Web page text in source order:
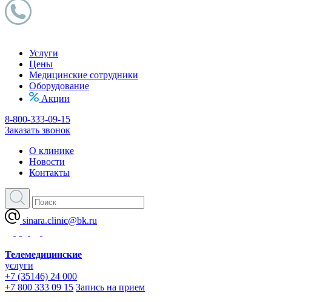
Услуги
Цены
Медицинские сотрудники
Оборудование
Акции
8-800-333-09-15
Заказать звонок
О клинике
Новости
Контакты
sinara.clinic@bk.ru
Телемедицинские
услуги
+7 (35146) 24 000
+7 800 333 09 15 Запись на прием